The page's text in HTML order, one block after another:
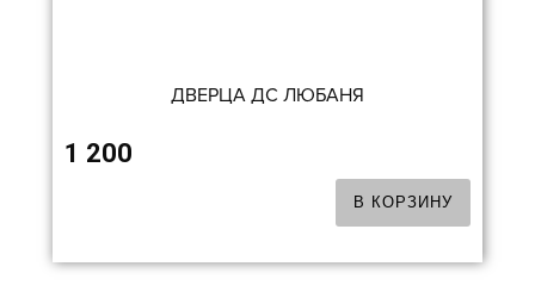
ДВЕРЦА ДС ЛЮБАНЯ
1 200
В КОРЗИНУ